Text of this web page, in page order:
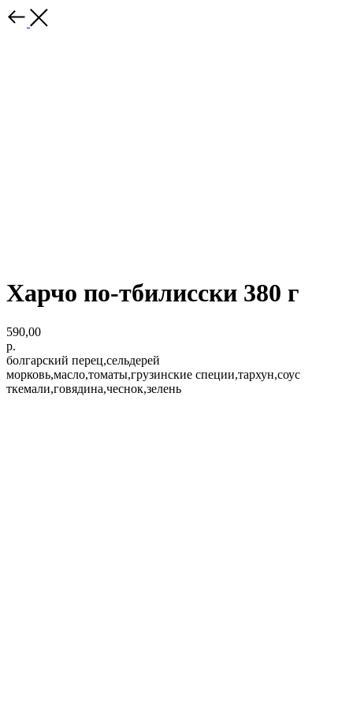
Харчо по-тбилисски 380 г
590,00
р.
болгарский перец,сельдерей
морковь,масло,томаты,грузинские специи,тархун,соус
ткемали,говядина,чеснок,зелень